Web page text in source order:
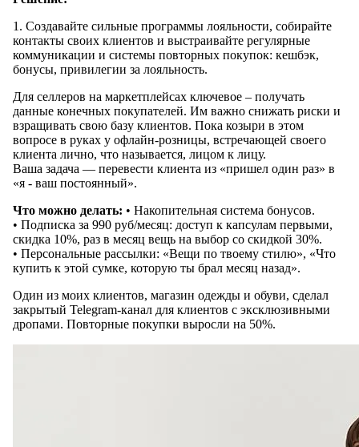
1. Создавайте сильные программы лояльности, собирайте
контакты своих клиентов и выстраивайте регулярные
коммуникации и системы повторных покупок: кешбэк,
бонусы, привилегии за лояльность.
Для селлеров на маркетплейсах ключевое – получать
данные конечных покупателей. Им важно снижать риски и
взращивать свою базу клиентов. Пока козыри в этом
вопросе в руках у офлайн-розницы, встречающей своего
клиента лично, что называется, лицом к лицу.
Ваша задача — перевести клиента из «пришел один раз» в
«я - ваш постоянный».
Что можно делать: • Накопительная система бонусов.
• Подписка за 990 руб/месяц: доступ к капсулам первыми,
скидка 10%, раз в месяц вещь на выбор со скидкой 30%.
• Персональные рассылки: «Вещи по твоему стилю», «Что
купить к этой сумке, которую ты брал месяц назад».
Один из моих клиентов, магазин одежды и обуви, сделал
закрытый Telegram-канал для клиентов с эксклюзивными
дропами. Повторные покупки выросли на 50%.